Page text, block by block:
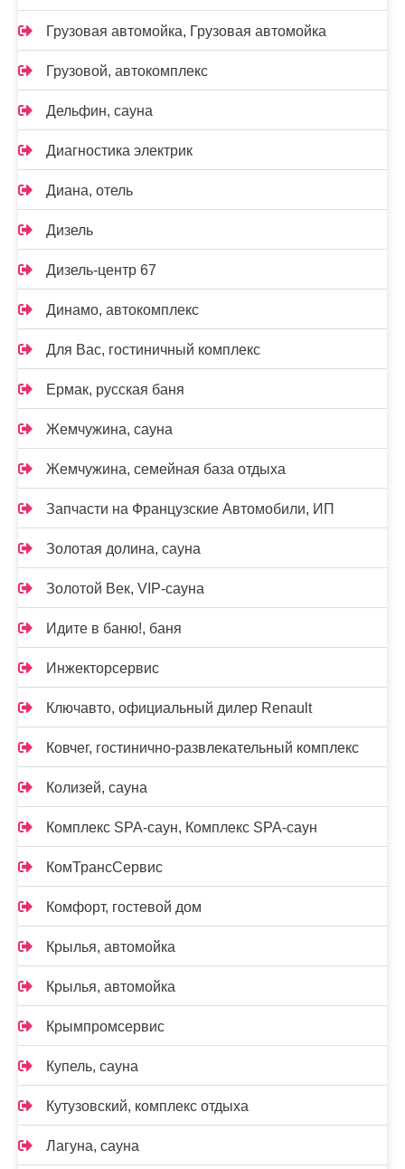
Грузовая автомойка, Грузовая автомойка
Грузовой, автокомплекс
Дельфин, сауна
Диагностика электрик
Диана, отель
Дизель
Дизель-центр 67
Динамо, автокомплекс
Для Вас, гостиничный комплекс
Ермак, русская баня
Жемчужина, сауна
Жемчужина, семейная база отдыха
Запчасти на Французские Автомобили, ИП
Золотая долина, сауна
Золотой Век, VIP-сауна
Идите в баню!, баня
Инжекторсервис
Ключавто, официальный дилер Renault
Ковчег, гостинично-развлекательный комплекс
Колизей, сауна
Комплекс SPA-саун, Комплекс SPA-саун
КомТрансСервис
Комфорт, гостевой дом
Крылья, автомойка
Крылья, автомойка
Крымпромсервис
Купель, сауна
Кутузовский, комплекс отдыха
Лагуна, сауна